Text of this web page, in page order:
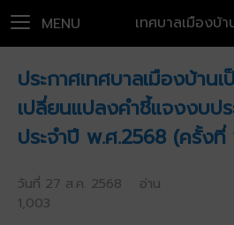
เทศบาลเมืองบ้า
MENU
ประกาศเทศบาลเมืองบ้าน
เปลี่ยนแปลงคำชี้แจงงบป
ประจำปี พ.ศ.2568 (ครั้งที่
วันที่ 27 ส.ค. 2568 อ่าน
1,003